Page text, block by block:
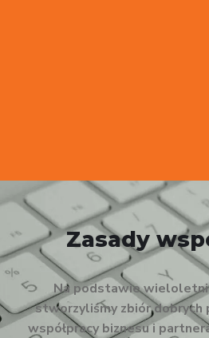
Zasady
Na podstawie
stworzyliśmy zbiór dobrych
współpracy biznesu i